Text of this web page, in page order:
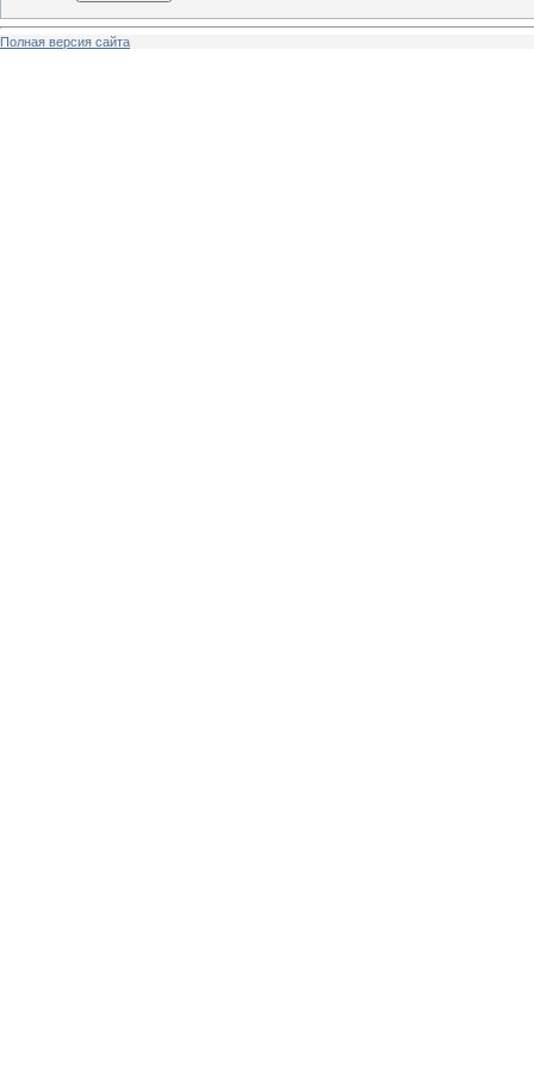
Полная версия сайта